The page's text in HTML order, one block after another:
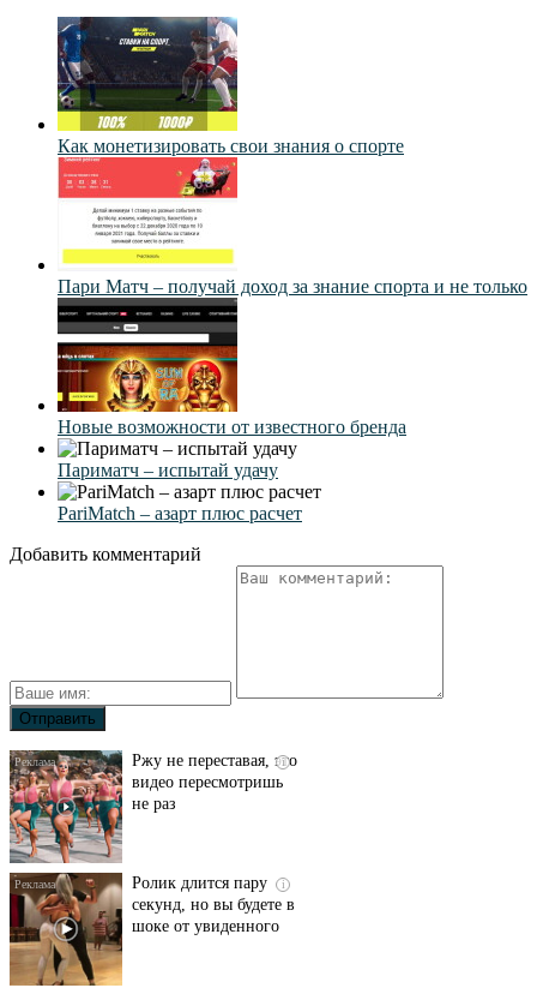
Как монетизировать свои знания о спорте
Пари Матч – получай доход за знание спорта и не только
Новые возможности от известного бренда
Париматч – испытай удачу
PariMatch – азарт плюс расчет
Добавить комментарий
i
Ржу не переставая, это
видео пересмотришь
не раз
i
Ролик длится пару
секунд, но вы будете в
шоке от увиденного